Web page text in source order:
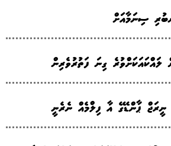
ސިނަމާއަށް
ލައްކައަކަށްވުރެ ގިނަ ފަތުރުވެރިން
ޕާންޑޭގެ އާ ފިލްމެއް ނެރެނީ